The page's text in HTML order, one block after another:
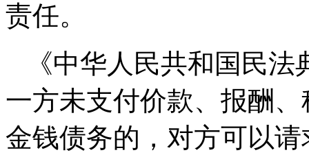
责任。
《中华人民共和国民法
一方未支付价款、报酬
金钱债务的，对方可以